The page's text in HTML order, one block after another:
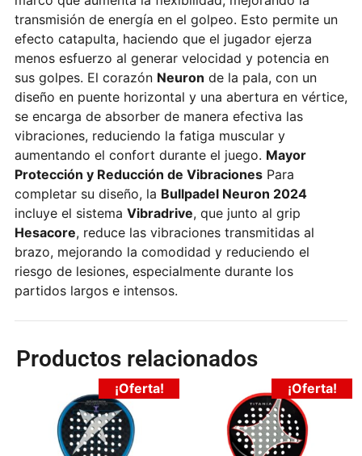
transmisión de energía en el golpeo. Esto permite un
efecto catapulta, haciendo que el jugador ejerza
menos esfuerzo al generar velocidad y potencia en
sus golpes. El corazón Neuron de la pala, con un
diseño en puente horizontal y una abertura en vértice,
se encarga de absorber de manera efectiva las
vibraciones, reduciendo la fatiga muscular y
aumentando el confort durante el juego. Mayor
Protección y Reducción de VibracionesPara
completar su diseño, la Bullpadel Neuron 2024
incluye el sistema Vibradrive, que junto al grip
Hesacore, reduce las vibraciones transmitidas al
brazo, mejorando la comodidad y reduciendo el
riesgo de lesiones, especialmente durante los
partidos largos e intensos.
Productos relacionados
¡Oferta! ¡Oferta!